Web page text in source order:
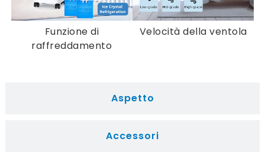
Aspetto
Accessori
Funzione di
raffreddamento
Velocità della ventola